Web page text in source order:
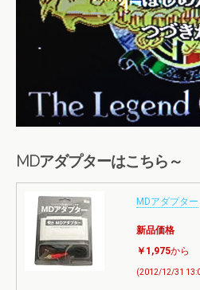
MDアダプターはこちら～
MDアダプター
新品価格
￥1,975から
(2012/12/31